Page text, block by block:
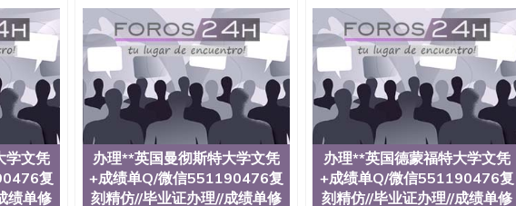
国留学回国证明QQ微信551190476 国外烫金照片QQ微信551190476外国文凭在中国
德国留学回国证明QQ微信551190476爱尔兰留学回国证明QQ微信551190476国外
网上买文凭可靠吗QQ微信551190476买国外文凭质量QQ微信551190476国
QQ微信551190476国外大学文凭真制作QQ微信551190476办国外文凭可找工作QQ微
毕业证QQ微信551190476办理国外毕业证价格QQ微信551190476国外编号查询QQ
文凭要交定金吗QQ微信551190476办国外可查文凭QQ微信551190476网上购买真
学士学位证书查询机构QQ微信551190476 国外资格证书办理QQ微信
历认证QQ微信551190476海外文凭认证办理QQ微信551190476 圣何塞州立大学
又译为“圣荷西州立大学”）成立于1857年，简称SJSU，是加州历史悠久的大
公立大学之一。位于圣何塞市San Jose中心，占地154公顷。它是一所位于加利
立大学，它以极高的就业率，全美名列前茅的毕业薪资，浓厚的多元化学术氛
，被《福克斯》杂志评选为全美50强公立综合性大学，每年有来自世界各地的成
学文凭
复
绩单修
办理**英国曼彻斯特大学文凭
+成绩单Q/微信551190476复
刻精仿//毕业证办理//成绩单修
办理**英国德蒙福特大学文凭
+成绩单Q/微信551190476复
刻精仿//毕业证办理//成绩单修